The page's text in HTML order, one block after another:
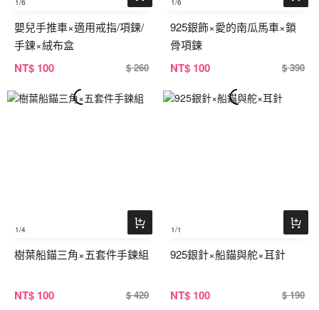
1/6
嬰兒手推車×適用戒指/項鍊/
手鍊×絨布盒
NT$ 100 $ 260
1/6
925銀飾×愛的南瓜馬車×鎖
骨項鍊
NT$ 100 $ 390
1/4
樹葉船錨三角×五套件手鍊組
NT$ 100 $ 420
1/1
925銀針×船錨與舵×耳針
NT$ 100 $ 190